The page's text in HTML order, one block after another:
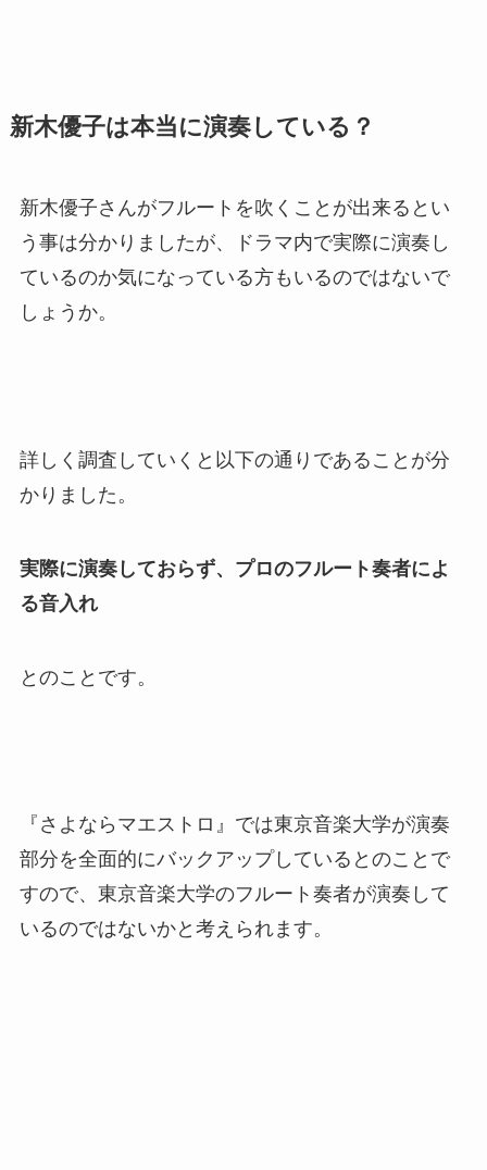
新木優子は本当に演奏している？
新木優子さんがフルートを吹くことが出来るとい
う事は分かりましたが、ドラマ内で実際に演奏し
ているのか気になっている方もいるのではないで
しょうか。
詳しく調査していくと以下の通りであることが分
かりました。
実際に演奏しておらず、プロのフルート奏者によ
る音入れ
とのことです。
『さよならマエストロ』では東京音楽大学が演奏
部分を全面的にバックアップしているとのことで
すので、東京音楽大学のフルート奏者が演奏して
いるのではないかと考えられます。